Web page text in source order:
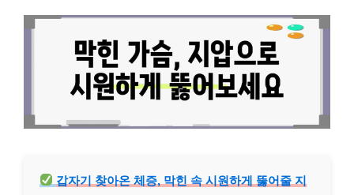
갑자기 찾아온 체증, 막힌 속 시원하게 뚫어줄 지